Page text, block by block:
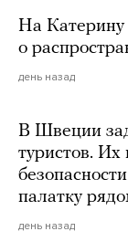
На Катерину
о
день назад
В Швеции
туристов. Их
палатку
день назад